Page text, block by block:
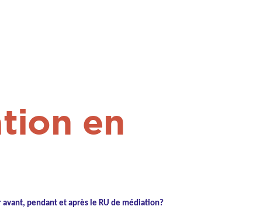
en
pendant et après le RU de médiation?